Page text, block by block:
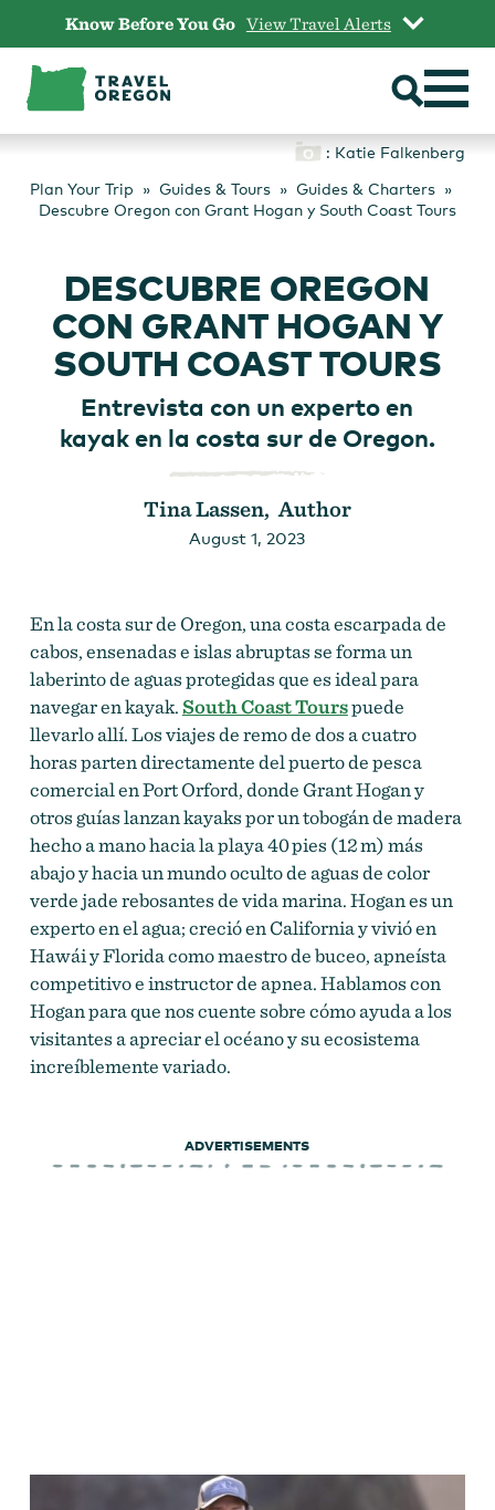
content
Know Before You Go View Travel Alerts
: Katie Falkenberg
Plan Your Trip
Guides & Tours
Guides & Charters
Descubre Oregon con Grant Hogan y South Coast Tours
DESCUBRE OREGON
CON GRANT HOGAN Y
SOUTH COAST TOURS
Entrevista con un experto en
kayak en la costa sur de Oregon.
Tina Lassen, Author
August 1, 2023
En la costa sur de Oregon, una costa escarpada de
cabos, ensenadas e islas abruptas se forma un
laberinto de aguas protegidas que es ideal para
navegar en kayak.South Coast Tourspuede
llevarlo allí. Los viajes de remo de dos a cuatro
horas parten directamente del puerto de pesca
comercial en Port Orford, donde Grant Hogan y
otros guías lanzan kayaks por un tobogán de madera
hecho a mano hacia la playa 40 pies (12 m) más
abajo y hacia un mundo oculto de aguas de color
verde jade rebosantes de vida marina. Hogan es un
experto en el agua; creció en California y vivió en
Hawái y Florida como maestro de buceo, apneísta
competitivo e instructor de apnea. Hablamos con
Hogan para que nos cuente sobre cómo ayuda a los
visitantes a apreciar el océano y su ecosistema
increíblemente variado.
ADVERTISEMENTS